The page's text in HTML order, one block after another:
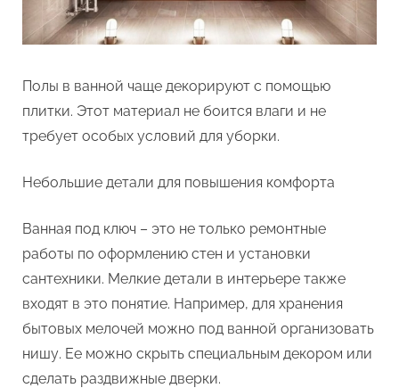
Полы в ванной чаще декорируют с помощью
плитки. Этот материал не боится влаги и не
требует особых условий для уборки.
Небольшие детали для повышения комфорта
Ванная под ключ – это не только ремонтные
работы по оформлению стен и установки
сантехники. Мелкие детали в интерьере также
входят в это понятие. Например, для хранения
бытовых мелочей можно под ванной организовать
нишу. Ее можно скрыть специальным декором или
сделать раздвижные дверки.